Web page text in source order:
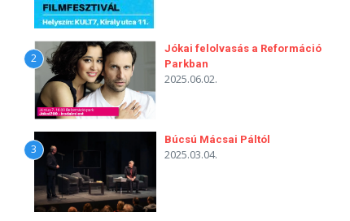
2
Jókai felolvasás a Reformáció
Parkban
2025.06.02.
3
Búcsú Mácsai Páltól
2025.03.04.